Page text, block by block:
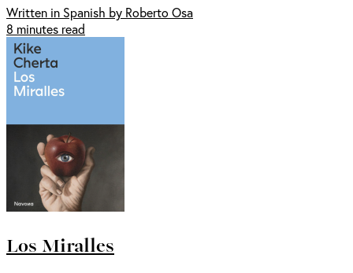
Written in Spanish by Roberto Osa
8 minutes read
Los Miralles